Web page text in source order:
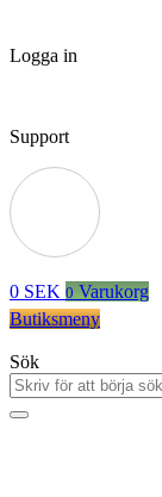
Logga in
Support
0 SEK 0 Varukorg
Butiksmeny
Sök